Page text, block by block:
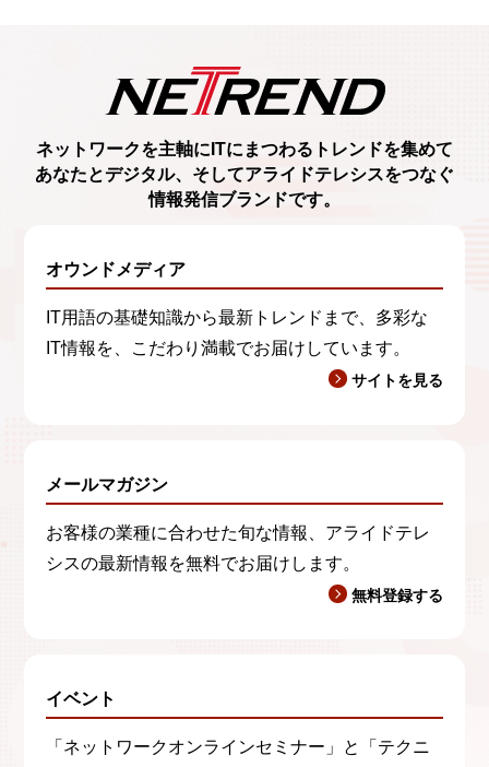
ネットワークを主軸に ITにまつわるトレンドを集めて
あなたとデジタル、 そしてアライドテレシスをつなぐ
情報発信ブランドです。
オウンドメディア
IT用語の基礎知識から最新トレンドまで、多彩な
IT情報を、こだわり満載でお届けしています。
サイトを見る
メールマガジン
お客様の業種に合わせた旬な情報、アライドテレ
シスの最新情報を無料でお届けします。
無料登録する
イベント
「ネットワークオンラインセミナー」と「テクニ